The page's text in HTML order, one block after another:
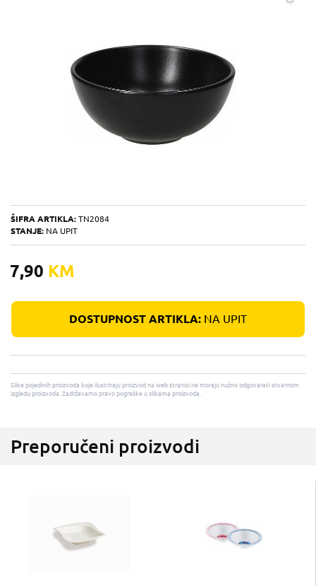
ŠIFRA ARTIKLA: TN2084
STANJE: NA UPIT
7,90 KM
DOSTUPNOST ARTIKLA: NA UPIT
Slike pojedinih proizvoda koje ilustriraju proizvod na web stranici ne moraju nužno odgovarati stvarnom
izgledu proizvoda. Zadržavamo pravo pogreške u slikama proizvoda.
Preporučeni proizvodi